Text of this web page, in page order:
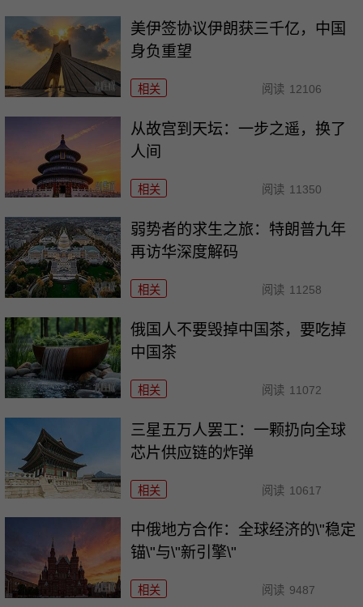
美伊签协议伊朗获三千亿，中国
身负重望
相关 阅读 12106
从故宫到天坛：一步之遥，换了
人间
相关 阅读 11350
弱势者的求生之旅：特朗普九年
再访华深度解码
相关 阅读 11258
俄国人不要毁掉中国茶，要吃掉
中国茶
相关 阅读 11072
三星五万人罢工：一颗扔向全球
芯片供应链的炸弹
相关 阅读 10617
中俄地方合作：全球经济的\"稳定
锚\"与\"新引擎\"
相关 阅读 9487